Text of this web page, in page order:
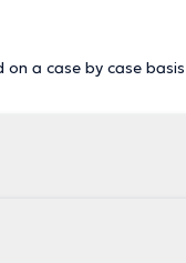
a case by case basis